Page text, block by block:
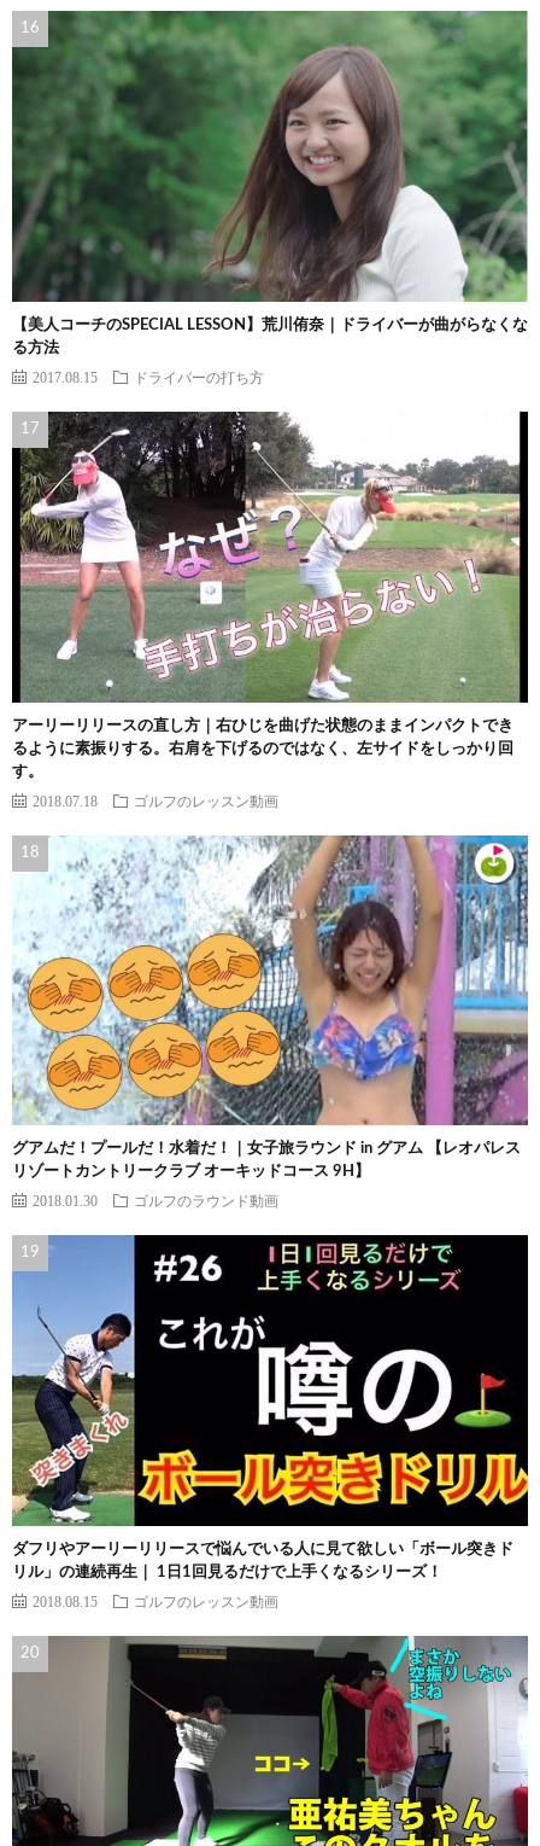
【美人コーチのSPECIAL LESSON】荒川侑奈｜ドライバーが曲がらなくな
る方法
2017.08.15 ドライバーの打ち方
アーリーリリースの直し方｜右ひじを曲げた状態のままインパクトでき
るように素振りする。右肩を下げるのではなく、左サイドをしっかり回
す。
2018.07.18 ゴルフのレッスン動画
グアムだ！プールだ！水着だ！｜女子旅ラウンド in グアム 【レオパレス
リゾートカントリークラブ オーキッドコース 9H】
2018.01.30 ゴルフのラウンド動画
ダフリやアーリーリリースで悩んでいる人に見て欲しい「ボール突きド
リル」の連続再生｜ 1日1回見るだけで上手くなるシリーズ！
2018.08.15 ゴルフのレッスン動画